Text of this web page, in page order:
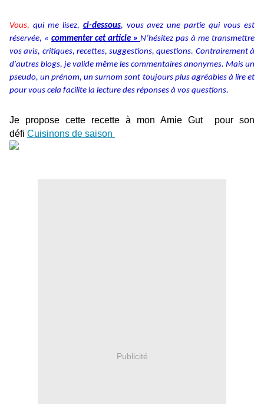
Vous, qui me lisez, ci-dessous, vous avez une partie qui vous est
réservée, « commenter cet article » N’hésitez pas à me transmettre
vos avis, critiques, recettes, suggestions, questions. Contrairement à
d'autres blogs, je valide même les commentaires anonymes. Mais un
pseudo, un prénom, un surnom sont toujours plus agréables à lire et
pour vous cela facilite la lecture des réponses à vos questions.
Je propose cette recette à mon Amie Gut pour son
défi Cuisinons de saison
Publicité